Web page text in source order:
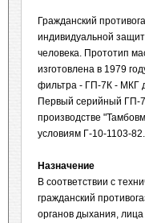
Гражданский
индивидуальной
человека. Прототип
изготовлена в 1979
фильтра - ГП-7К - МКГ
Первый серийный ГП-7
производстве
условиям Г-10-1103-82.
Назначение
В соответствии с
гражданский
органов дыхания,